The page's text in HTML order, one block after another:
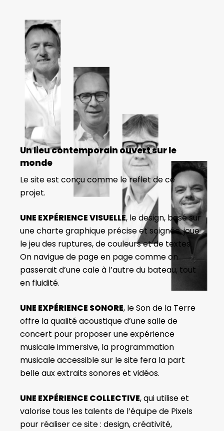
Un lieu contemporain ouvert sur le
monde
Le site est conçu comme le reflet de ce
projet.
UNE EXPÉRIENCE VISUELLE, le design, basé sur
une charte graphique précise et soignée, joue
le jeu des ruptures, de couleurs et de textes.
On navigue de page en page comme on
passerait d’une cale à l’autre du bateau, tout
en fluidité.
UNE EXPÉRIENCE SONORE, le Son de la Terre
offre la qualité acoustique d’une salle de
concert pour proposer une expérience
musicale immersive, la programmation
musicale accessible sur le site fera la part
belle aux extraits sonores et vidéos.
UNE EXPÉRIENCE COLLECTIVE, qui utilise et
valorise tous les talents de l’équipe de Pixels
pour réaliser ce site : design, créativité,